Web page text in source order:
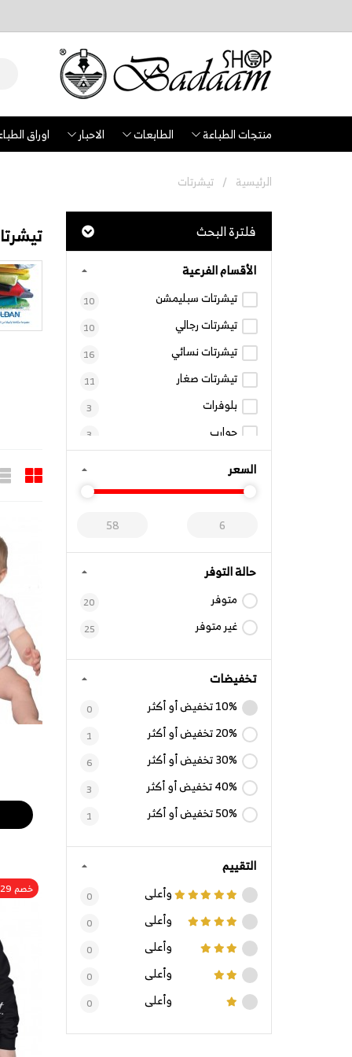
منتجات الطباعة الطابعات الاحبار اوراق
الرئيسية تيشرتات
فلترة البحث
الأقسام الفرعية
تيشرتات سبليمشن 10
تيشرتات رجالي 10
تيشرتات نسائي 16
تيشرتات صغار 11
بلوفرات 3
جوارب 3
السعر
حالة التوفر
متوفر 20
غير متوفر 25
تخفيضات
0
1
6
3
1
التقييم
وأعلى 0
وأعلى 0
وأعلى 0
وأعلى 0
وأعلى 0
خصم 29%